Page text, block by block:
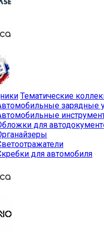
Тематические
зарядные
для
для автомобиля